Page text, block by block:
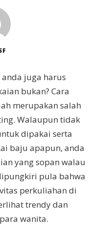
juga harus
bukan? Cara
merupakan salah
Walaupun tidak
dipakai serta
baju apapun, anda
yang sopan walau
pula bahwa
perkuliahan di
trendy dan
wanita.